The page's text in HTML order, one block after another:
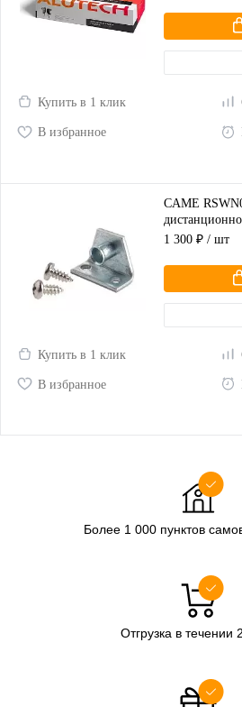
Купить в 1 клик
В избранное
CAME
распашных
1 300 ₽ / шт
Купить в 1 клик
В избранное
Более 1 000 пунктов
Отгрузка в течении